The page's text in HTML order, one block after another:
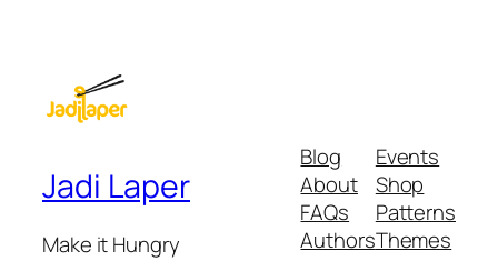
Jadi Laper
Make it Hungry
Blog
About
FAQs
Authors
Events
Shop
Patterns
Themes